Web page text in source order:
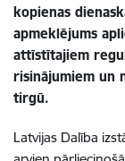
kopienas
apmeklējums
attīstītajiem
risinājumiem un
tirgū.
Latvijas Dalība